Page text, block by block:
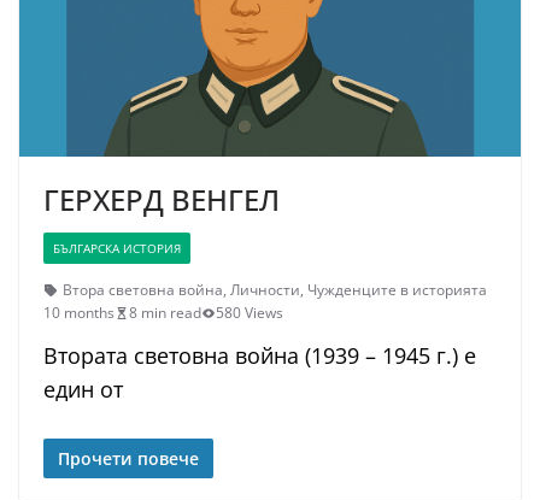
ГЕРХЕРД ВЕНГЕЛ
БЪЛГАРСКА ИСТОРИЯ
Втора световна война, Личности, Чужденците в историята
10 months
8 min read 580 Views
Втората световна война (1939 – 1945 г.) е
един от
Прочети повече